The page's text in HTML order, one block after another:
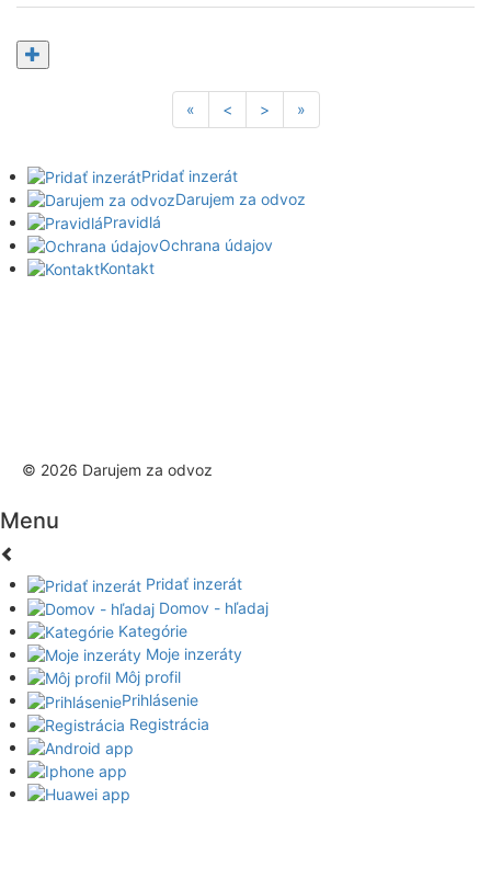
« < > »
Pridať inzerát
Darujem za odvoz
Pravidlá
Ochrana údajov
Kontakt
© 2026 Darujem za odvoz
Menu
Pridať inzerát
Domov - hľadaj
Kategórie
Moje inzeráty
Môj profil
Prihlásenie
Registrácia